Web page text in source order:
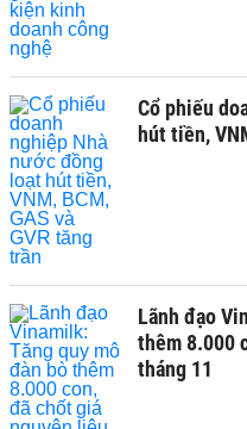
Cổ phiếu
hút tiền,
Lãnh đạo
thêm 8.000
tháng 11